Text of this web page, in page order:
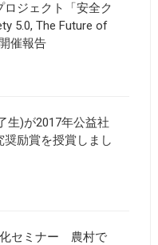
ジェクト「安全ク
5.0, The Future of
催報告
生)が2017年公益社
励賞を授賞しまし
化セミナー 農村で